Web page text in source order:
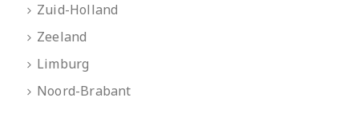
Zuid-Holland
Zeeland
Limburg
Noord-Brabant